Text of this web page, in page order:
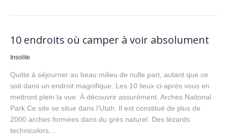
10 endroits où camper à voir absolument
Insolite
Quitte à séjourner au beau milieu de nulle part, autant que ce
soit dans un endroit magnifique. Les 10 lieux ci-après vous en
mettront plein la vue. À découvrir assurément. Arches National
Park Ce site se situe dans l’Utah. Il est constitué de plus de
2000 arches formées dans du grès naturel. Des lézards
technicolors…